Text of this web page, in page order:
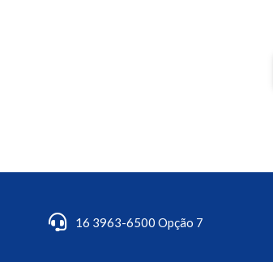
16 3963-6500 Opção 7